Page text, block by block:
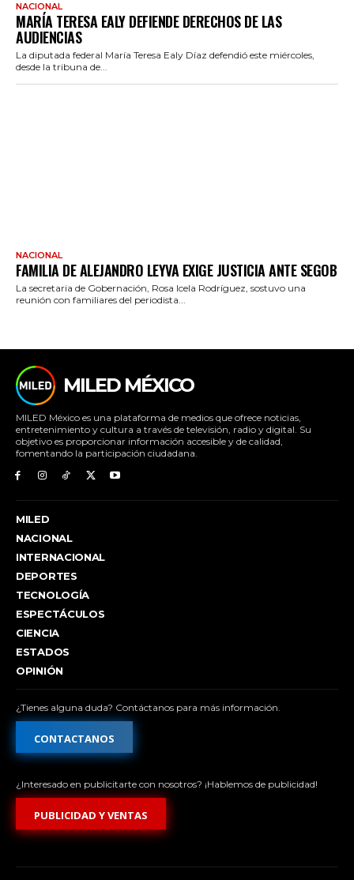
NACIONAL
MARÍA TERESA EALY DEFIENDE DERECHOS DE LAS
AUDIENCIAS
La diputada federal María Teresa Ealy Díaz defendió este miércoles,
desde la tribuna de...
NACIONAL
FAMILIA DE ALEJANDRO LEYVA EXIGE JUSTICIA ANTE SEGOB
La secretaria de Gobernación, Rosa Icela Rodríguez, sostuvo una
reunión con familiares del periodista...
MILED MÉXICO
MILED México es una plataforma de medios que ofrece noticias,
entretenimiento y cultura a través de televisión, radio y digital. Su
objetivo es proporcionar información accesible y de calidad,
fomentando la participación ciudadana.
MILED
NACIONAL
INTERNACIONAL
DEPORTES
TECNOLOGÍA
ESPECTÁCULOS
CIENCIA
ESTADOS
OPINIÓN
¿Tienes alguna duda? Contáctanos para más información.
CONTACTANOS
¿Interesado en publicitarte con nosotros? ¡Hablemos de publicidad!
PUBLICIDAD Y VENTAS